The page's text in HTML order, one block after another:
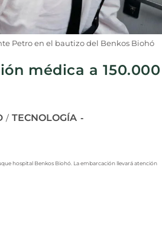
Petro en el bautizo del Benkos Biohó
médica a 150.000
/ TECNOLOGÍA
hospital Benkos Biohó. La embarcación llevará atención